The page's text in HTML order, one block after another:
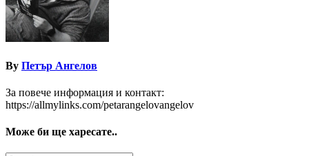
By Петър Ангелов
За повече информация и контакт:
https://allmylinks.com/petarangelovangelov
Може би ще харесате..